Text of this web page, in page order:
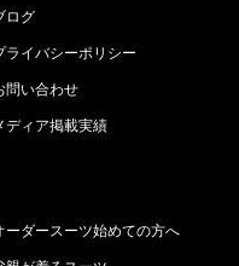
ログ
ライバシーポリシー
問い合わせ
ディア掲載実績
ーダースーツ始めての方へ